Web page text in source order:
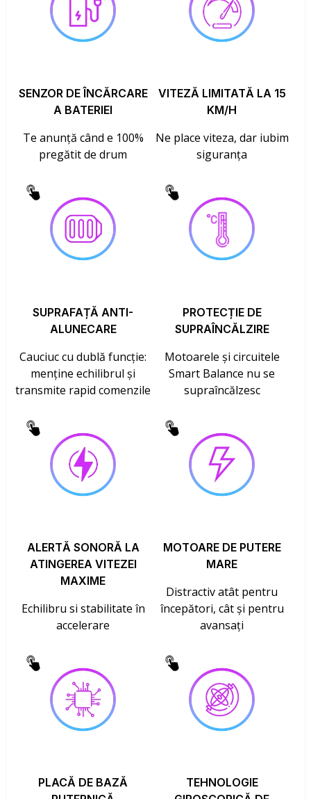
SENZOR DE ÎNCĂRCARE
A BATERIEI
Te anunță când e 100%
pregătit de drum
VITEZĂ LIMITATĂ LA 15
KM/H
Ne place viteza, dar iubim
siguranța
SUPRAFAȚĂ ANTI-
ALUNECARE
Cauciuc cu dublă funcție:
menține echilibrul și
transmite rapid comenzile
PROTECȚIE DE
SUPRAÎNCĂLZIRE
Motoarele și circuitele
Smart Balance nu se
supraîncălzesc
ALERTĂ SONORĂ LA
ATINGEREA VITEZEI
MAXIME
Echilibru si stabilitate în
accelerare
MOTOARE DE PUTERE
MARE
Distractiv atât pentru
începători, cât și pentru
avansați
PLACĂ DE BAZĂ
TEHNOLOGIE